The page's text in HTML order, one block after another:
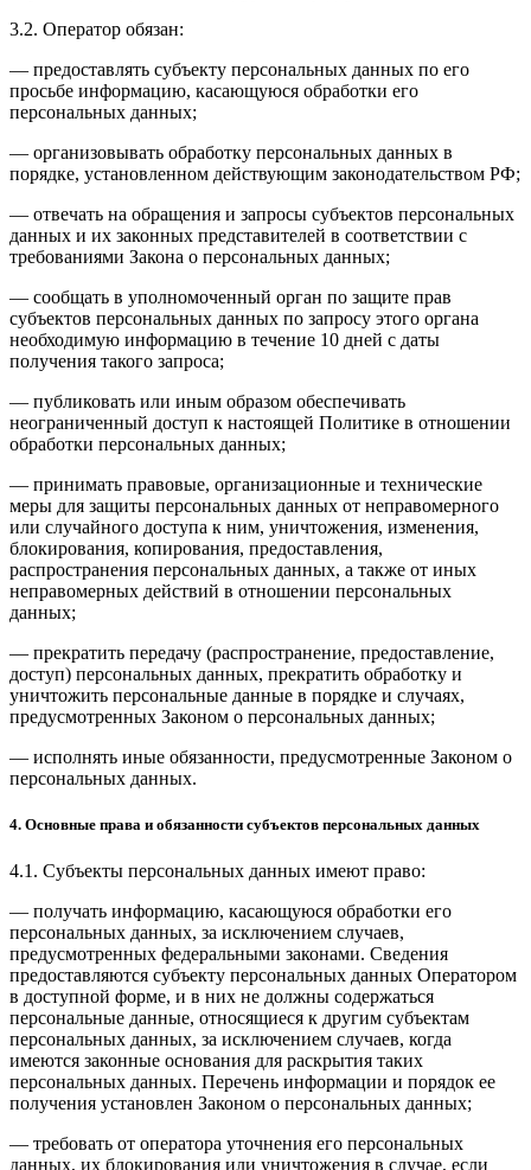
3.2. Оператор обязан:
— предоставлять субъекту персональных данных по его
просьбе информацию, касающуюся обработки его
персональных данных;
— организовывать обработку персональных данных в
порядке, установленном действующим законодательством РФ;
— отвечать на обращения и запросы субъектов персональных
данных и их законных представителей в соответствии с
требованиями Закона о персональных данных;
— сообщать в уполномоченный орган по защите прав
субъектов персональных данных по запросу этого органа
необходимую информацию в течение 10 дней с даты
получения такого запроса;
— публиковать или иным образом обеспечивать
неограниченный доступ к настоящей Политике в отношении
обработки персональных данных;
— принимать правовые, организационные и технические
меры для защиты персональных данных от неправомерного
или случайного доступа к ним, уничтожения, изменения,
блокирования, копирования, предоставления,
распространения персональных данных, а также от иных
неправомерных действий в отношении персональных
данных;
— прекратить передачу (распространение, предоставление,
доступ) персональных данных, прекратить обработку и
уничтожить персональные данные в порядке и случаях,
предусмотренных Законом о персональных данных;
— исполнять иные обязанности, предусмотренные Законом о
персональных данных.
4. Основные права и обязанности субъектов персональных данных
4.1. Субъекты персональных данных имеют право:
— получать информацию, касающуюся обработки его
персональных данных, за исключением случаев,
предусмотренных федеральными законами. Сведения
предоставляются субъекту персональных данных Оператором
в доступной форме, и в них не должны содержаться
персональные данные, относящиеся к другим субъектам
персональных данных, за исключением случаев, когда
имеются законные основания для раскрытия таких
персональных данных. Перечень информации и порядок ее
получения установлен Законом о персональных данных;
— требовать от оператора уточнения его персональных
данных, их блокирования или уничтожения в случае, если